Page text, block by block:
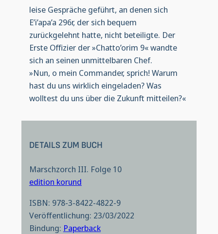
leise Gespräche geführt, an denen sich
E’i’apa’a 296r, der sich bequem
zurückgelehnt hatte, nicht beteiligte. Der
Erste Offizier der »Chatto’orim 9« wandte
sich an seinen unmittelbaren Chef.
»Nun, o mein Commander, sprich! Warum
hast du uns wirklich eingeladen? Was
wolltest du uns über die Zukunft mitteilen?«
DETAILS ZUM BUCH
Marschzorch III. Folge 10
edition korund
ISBN: 978-3-8422-4822-9
Veröffentlichung: 23/03/2022
Bindung: Paperback